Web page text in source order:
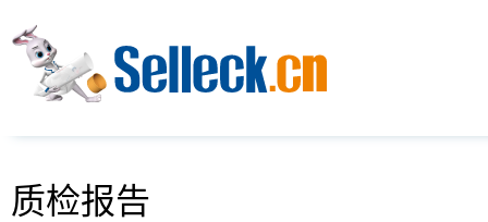
质检报告